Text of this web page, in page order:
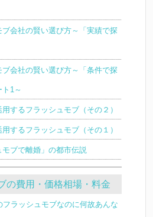
ブ会社の賢い選び方～「実績で探
ブ会社の賢い選び方～「条件で探
1～
するフラッシュモブ（その２）
するフラッシュモブ（その１）
モブで離婚」の都市伝説
の費用・価格相場・料金
フラッシュモブなのに何故あんな